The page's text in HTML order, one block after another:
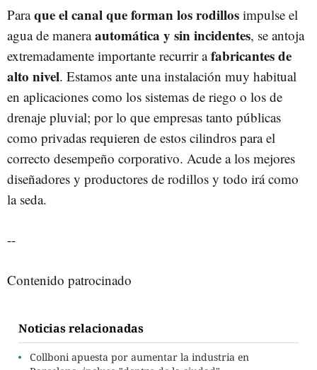
Paraque el canal que forman los rodillos impulse el
agua de maneraautomática y sin incidentes, se antoja
extremadamente importante recurrir afabricantes de
alto nivel. Estamos ante una instalación muy habitual
en aplicaciones como los sistemas de riego o los de
drenaje pluvial; por lo que empresas tanto públicas
como privadas requieren de estos cilindros para el
correcto desempeño corporativo. Acude a los mejores
diseñadores y productores de rodillos y todo irá como
la seda.
--
Contenido patrocinado
Noticias relacionadas
Collboni apuesta por aumentar la industria en